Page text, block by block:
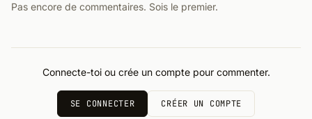
Pas encore de commentaires. Sois le premier.
Connecte-toi ou crée un compte pour commenter.
SE CONNECTER CRÉER UN COMPTE